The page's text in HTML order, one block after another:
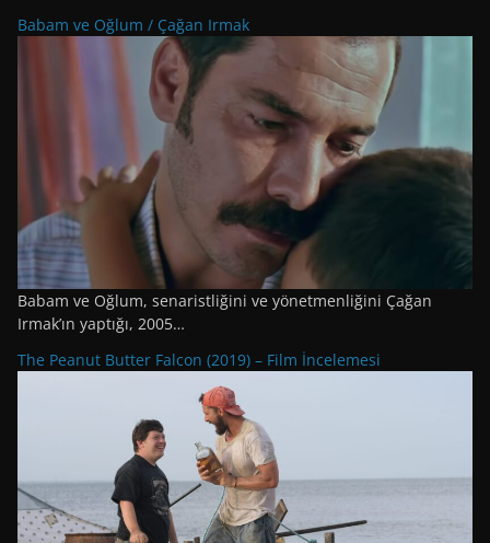
Babam ve Oğlum / Çağan Irmak
Babam ve Oğlum, senaristliğini ve yönetmenliğini Çağan
Irmak’ın yaptığı, 2005…
The Peanut Butter Falcon (2019) – Film İncelemesi